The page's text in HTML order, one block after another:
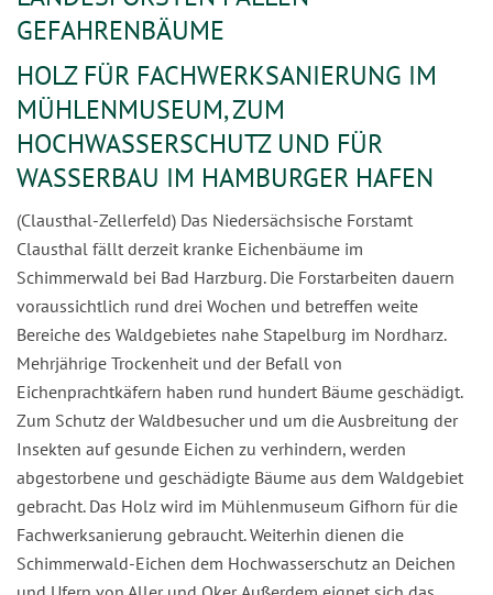
GEFAHRENBÄUME
HOLZ FÜR FACHWERKSANIERUNG IM
MÜHLENMUSEUM, ZUM
HOCHWASSERSCHUTZ UND FÜR
WASSERBAU IM HAMBURGER HAFEN
(Clausthal-Zellerfeld) Das Niedersächsische Forstamt
Clausthal fällt derzeit kranke Eichenbäume im
Schimmerwald bei Bad Harzburg. Die Forstarbeiten dauern
voraussichtlich rund drei Wochen und betreffen weite
Bereiche des Waldgebietes nahe Stapelburg im Nordharz.
Mehrjährige Trockenheit und der Befall von
Eichenprachtkäfern haben rund hundert Bäume geschädigt.
Zum Schutz der Waldbesucher und um die Ausbreitung der
Insekten auf gesunde Eichen zu verhindern, werden
abgestorbene und geschädigte Bäume aus dem Waldgebiet
gebracht. Das Holz wird im Mühlenmuseum Gifhorn für die
Fachwerksanierung gebraucht. Weiterhin dienen die
Schimmerwald-Eichen dem Hochwasserschutz an Deichen